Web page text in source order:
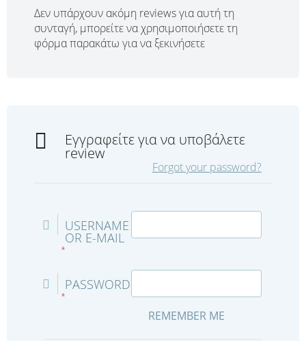
Δεν υπάρχουν ακόμη reviews για αυτή τη
συνταγή, μπορείτε να χρησιμοποιήσετε τη
φόρμα παρακάτω για να ξεκινήσετε
Εγγραφείτε για να υποβάλετε
review
Forgot your password?
USERNAME
OR E-MAIL
*
PASSWORD
*
REMEMBER ME